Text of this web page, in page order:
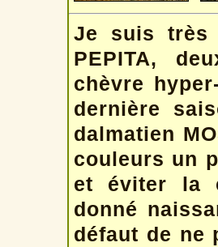
Je suis très
PEPITA,
chèvre
dernière
dalmatien
couleurs un
et éviter la
donné
défaut de ne